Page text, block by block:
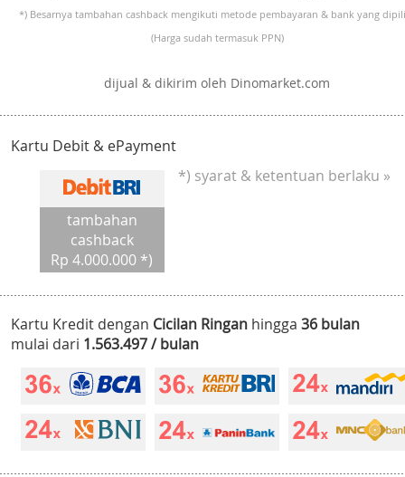
*) Besarnya tambahan cashback mengikuti metode pembayaran & bank yang
(Harga sudah termasuk PPN)
dijual & dikirim oleh Dinomarket.com
Kartu Debit & ePayment
tambahan
cashback
Rp 4.000.000 *)
*) syarat & ketentuan berlaku »
Kartu Kredit dengan Cicilan Ringan hingga 36 bulan
mulai dari 1.563.497 / bulan